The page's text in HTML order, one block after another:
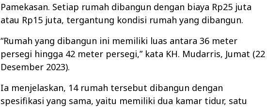
Pamekasan. Setiap rumah dibangun dengan biaya Rp25 juta
atau Rp15 juta, tergantung kondisi rumah yang dibangun.
“Rumah yang dibangun ini memiliki luas antara 36 meter
persegi hingga 42 meter persegi,” kata KH. Mudarris, Jumat (22
Desember 2023).
Ia menjelaskan, 14 rumah tersebut dibangun dengan
spesifikasi yang sama, yaitu memiliki dua kamar tidur, satu